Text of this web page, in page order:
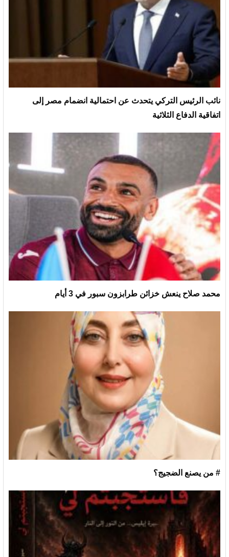
نائب الرئيس التركي يتحدث عن احتمالية انضمام مصر إلى
اتفاقية الدفاع الثلاثية
محمد صلاح ينعش خزائن طرابزون سبور في 3 أيام
# من يصنع الضجيج؟